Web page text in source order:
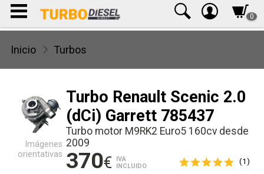
0
Inicio Turbos
Turbo Renault Scenic 2.0
(dCi) Garrett 785437
Turbo motor M9RK2 Euro5 160cv desde
2009
370€
IVA
INCLUIDO
(1)
Imágenes
orientativas